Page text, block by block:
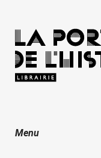
Menu